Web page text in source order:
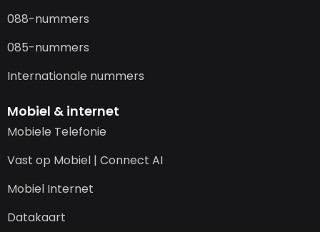
088-nummers
085-nummers
Internationale nummers
Mobiel & internet
Mobiele Telefonie
Vast op Mobiel | Connect AI
Mobiel Internet
Datakaart